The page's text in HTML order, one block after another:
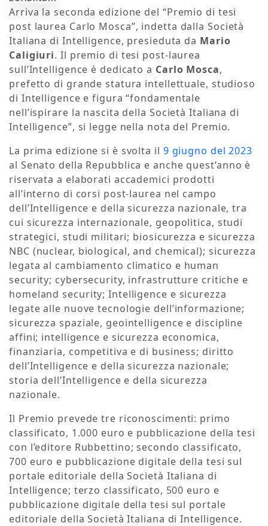
Arriva la seconda edizione del “Premio di tesi
post laurea Carlo Mosca”, indetta dalla Società
Italiana di Intelligence, presieduta da Mario
Caligiuri. Il premio di tesi post-laurea
sull’Intelligence è dedicato a Carlo Mosca,
prefetto di grande statura intellettuale, studioso
di Intelligence e figura “fondamentale
nell’ispirare la nascita della Società Italiana di
Intelligence”, si legge nella nota del Premio.
La prima edizione si è svolta il 9 giugno del 2023
al Senato della Repubblica e anche quest’anno è
riservata a elaborati accademici prodotti
all’interno di corsi post-laurea nel campo
dell’Intelligence e della sicurezza nazionale, tra
cui sicurezza internazionale, geopolitica, studi
strategici, studi militari; biosicurezza e sicurezza
NBC (nuclear, biological, and chemical); sicurezza
legata al cambiamento climatico e human
security; cybersecurity, infrastrutture critiche e
homeland security; Intelligence e sicurezza
legate alle nuove tecnologie dell’informazione;
sicurezza spaziale, geointelligence e discipline
affini; intelligence e sicurezza economica,
finanziaria, competitiva e di business; diritto
dell’Intelligence e della sicurezza nazionale;
storia dell’Intelligence e della sicurezza
nazionale.
Il Premio prevede tre riconoscimenti: primo
classificato, 1.000 euro e pubblicazione della tesi
con l’editore Rubbettino; secondo classificato,
700 euro e pubblicazione digitale della tesi sul
portale editoriale della Società Italiana di
Intelligence; terzo classificato, 500 euro e
pubblicazione digitale della tesi sul portale
editoriale della Società Italiana di Intelligence.